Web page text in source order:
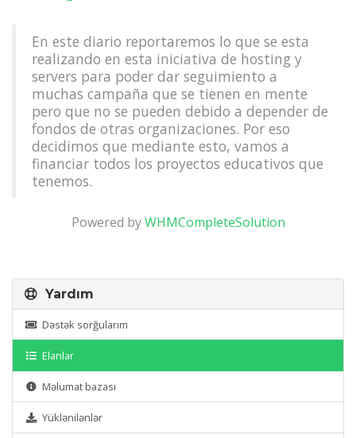
En este diario reportaremos lo que se esta
realizando en esta iniciativa de hosting y
servers para poder dar seguimiento a
muchas campaña que se tienen en mente
pero que no se pueden debido a depender de
fondos de otras organizaciones. Por eso
decidimos que mediante esto, vamos a
financiar todos los proyectos educativos que
tenemos.
Powered byWHMCompleteSolution
Yardım
Dəstək sorğularım
Elanlar
Məlumat bazası
Yüklənilənlər